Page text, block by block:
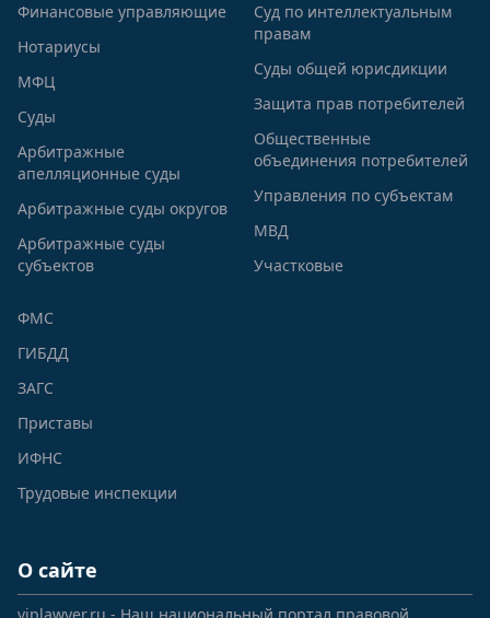
Финансовые управляющие
Нотариусы
МФЦ
Суды
Арбитражные
апелляционные суды
Арбитражные суды округов
Арбитражные суды
субъектов
Суд по интеллектуальным
правам
Суды общей юрисдикции
Защита прав потребителей
Общественные
объединения потребителей
Управления по субъектам
МВД
Участковые
ФМС
ГИБДД
ЗАГС
Приставы
ИФНС
Трудовые инспекции
О сайте